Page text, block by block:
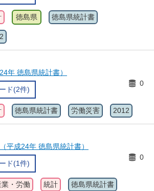
徳島県 徳島県統計書
年 徳島県統計書）
ド(2件)
0
徳島県統計書 労働災害 2012
平成24年 徳島県統計書）
ド(1件)
0
業・労働 統計 徳島県統計書